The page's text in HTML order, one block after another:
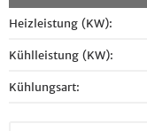
Heizleistung (KW):
Kühlleistung (KW):
Kühlungsart: